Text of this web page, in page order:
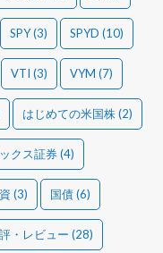
SPY(3) SPYD (10)
VTI (3) VYM (7)
はじめての米国株(2)
クス証券(4)
(3) 国債(6)
・レビュー (28)